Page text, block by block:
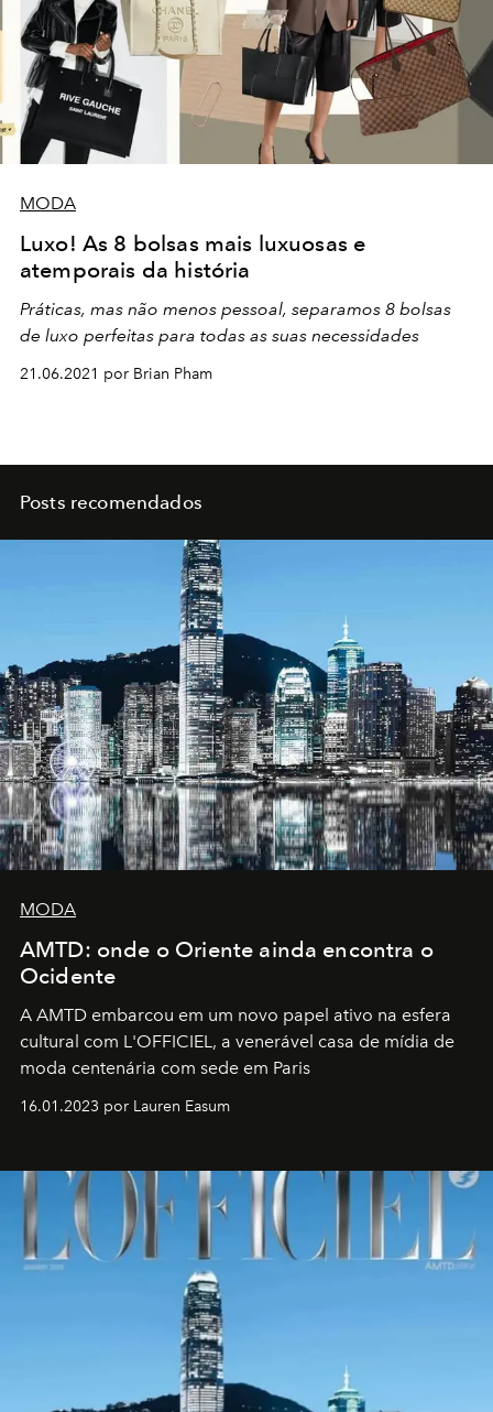
MODA
Luxo! As 8 bolsas mais luxuosas e
atemporais da história
Práticas, mas não menos pessoal, separamos 8 bolsas
de luxo perfeitas para todas as suas necessidades
21.06.2021 por Brian Pham
Posts recomendados
MODA
AMTD: onde o Oriente ainda encontra o
Ocidente
A AMTD embarcou em um novo papel ativo na esfera
cultural com L'OFFICIEL, a venerável casa de mídia de
moda centenária com sede em Paris
16.01.2023 por Lauren Easum